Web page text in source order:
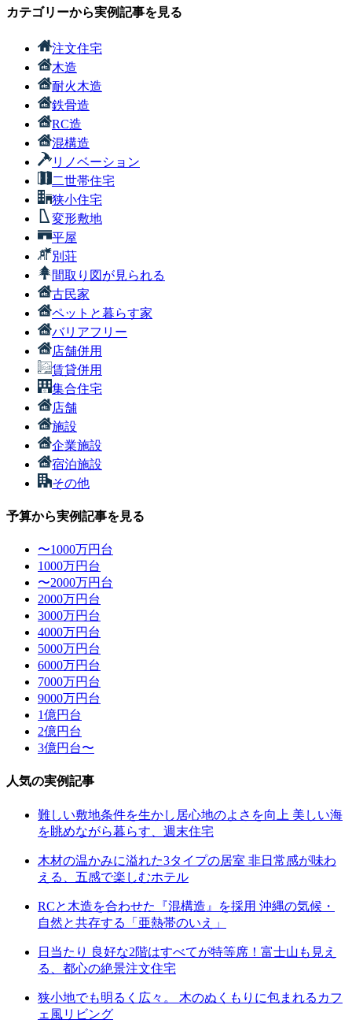
カテゴリーから実例記事を見る
注文住宅
木造
耐火木造
鉄骨造
RC造
混構造
リノベーション
二世帯住宅
狭小住宅
変形敷地
平屋
別荘
間取り図が見られる
古民家
ペットと暮らす家
バリアフリー
店舗併用
賃貸併用
集合住宅
店舗
施設
企業施設
宿泊施設
その他
予算から実例記事を見る
〜1000万円台
1000万円台
〜2000万円台
2000万円台
3000万円台
4000万円台
5000万円台
6000万円台
7000万円台
9000万円台
1億円台
2億円台
3億円台〜
人気の実例記事
難しい敷地条件を生かし居心地のよさを向上 美しい海
を眺めながら暮らす、週末住宅
木材の温かみに溢れた3タイプの居室 非日常感が味わ
える、五感で楽しむホテル
RCと木造を合わせた『混構造』を採用 沖縄の気候・
自然と共存する「亜熱帯のいえ」
日当たり 良好な2階はすべてが特等席！富士山も見え
る、都心の絶景注文住宅
狭小地でも明るく広々。 木のぬくもりに包まれるカフ
ェ風リビング